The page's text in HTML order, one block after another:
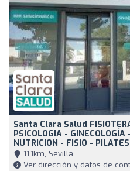
Santa Clara Salud
PSICOLOGIA -
NUTRICION - FISIO -
11,1km, Sevilla
Ver dirección y datos de